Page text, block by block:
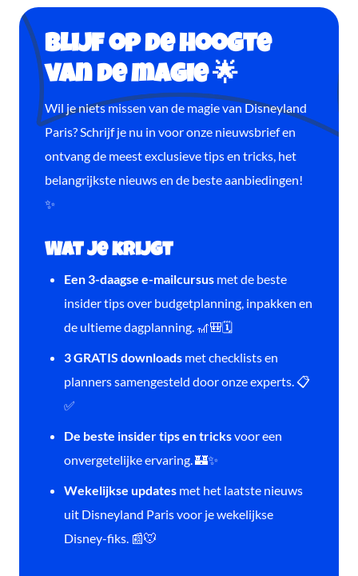
Blijf op de hoogte
van de magie 🌟
Wil je niets missen van de magie van Disneyland
Paris? Schrijf je nu in voor onze nieuwsbrief en
ontvang de meest exclusieve tips en tricks, het
belangrijkste nieuws en de beste aanbiedingen!
✨
Wat je krijgt
Een 3-daagse e-mailcursus met de beste
insider tips over budgetplanning, inpakken en
de ultieme dagplanning. 🎢🎒🗓️
3 GRATIS downloads met checklists en
planners samengesteld door onze experts. 📋
✅
De beste insider tips en tricksvoor een
onvergetelijke ervaring. 🏰✨
Wekelijkse updates met het laatste nieuws
uit Disneyland Paris voor je wekelijkse
Disney-fiks. 📰🐭